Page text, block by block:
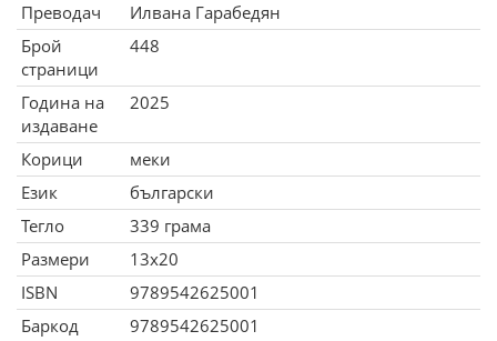
Преводач
Илвана Гарабедян
Брой
страници
448
Година на
издаване
2025
Корици
меки
Език
български
Тегло
339 грама
Размери
13x20
ISBN
9789542625001
Баркод
9789542625001